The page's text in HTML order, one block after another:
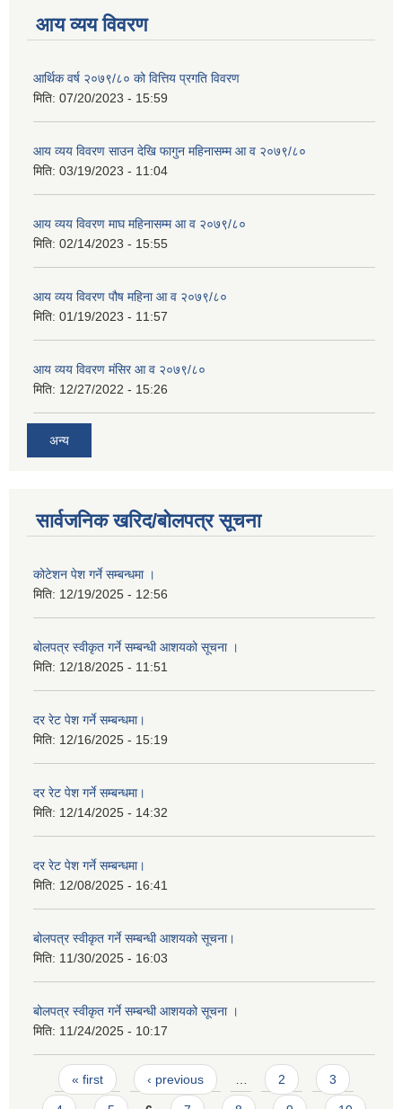
आय व्यय विवरण
आर्थिक वर्ष २०७९/८० को वित्तिय प्रगति विवरण
मिति: 07/20/2023 - 15:59
आय व्यय विवरण साउन देखि फागुन महिनासम्म आ व २०७९/८०
मिति: 03/19/2023 - 11:04
आय व्यय विवरण माघ महिनासम्म आ व २०७९/८०
मिति: 02/14/2023 - 15:55
आय व्यय विवरण पौष महिना आ व २०७९/८०
मिति: 01/19/2023 - 11:57
आय व्यय विवरण मंसिर आ व २०७९/८०
मिति: 12/27/2022 - 15:26
अन्य
सार्वजनिक खरिद/बोलपत्र सूचना
कोटेशन पेश गर्ने सम्बन्धमा ।
मिति: 12/19/2025 - 12:56
बोलपत्र स्वीकृत गर्ने सम्बन्धी आशयको सूचना ।
मिति: 12/18/2025 - 11:51
दर रेट पेश गर्ने सम्बन्धमा।
मिति: 12/16/2025 - 15:19
दर रेट पेश गर्ने सम्बन्धमा।
मिति: 12/14/2025 - 14:32
दर रेट पेश गर्ने सम्बन्धमा।
मिति: 12/08/2025 - 16:41
बोलपत्र स्वीकृत गर्ने सम्बन्धी आशयको सूचना।
मिति: 11/30/2025 - 16:03
बोलपत्र स्वीकृत गर्ने सम्बन्धी आशयको सूचना ।
मिति: 11/24/2025 - 10:17
Pages
« first ‹ previous … 2 3